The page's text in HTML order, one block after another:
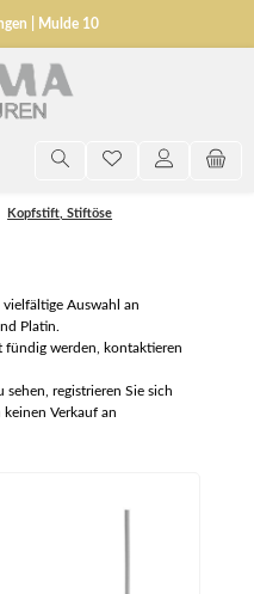
| Mulde 10
Kopfstift, Stiftöse
Auswahl an
Platin.
fündig werden, kontaktieren
sehen, registrieren Sie sich
Verkauf an